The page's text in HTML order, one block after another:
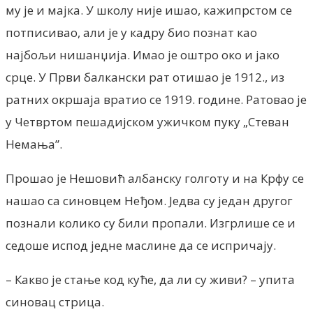
му је и мајка. У школу није ишао, кажипрстом се
потписивао, али је у кадру био познат као
најбољи нишанџија. Имао је оштро око и јако
срце. У Први балкански рат отишао је 1912., из
ратних окршаја вратио се 1919. године. Ратовао је
у Четвртом пешадијском ужичком пуку „Стеван
Немања”.
Прошао је Нешовић албанску голготу и на Крфу се
нашао са синовцем Неђом. Једва су један другог
познали колико су били пропали. Изгрлише се и
седоше испод једне маслине да се испричају.
– Какво је стање код куће, да ли су живи? – упита
синовац стрица.